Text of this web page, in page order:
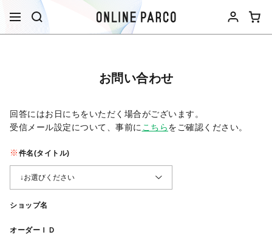
お問い合わせ
回答にはお日にちをいただく場合がございます。
受信メール設定について、事前に こちらをご確認ください。​
件名(タイトル)
ショップ名
オーダーＩＤ